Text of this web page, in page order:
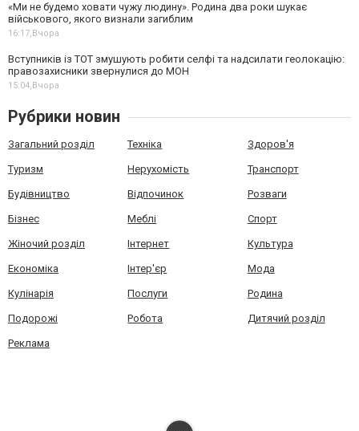
«Ми не будемо ховати чужу людину». Родина два роки шукає
військового, якого визнали загиблим
16:17,Вчора
Вступників із ТОТ змушують робити селфі та надсилати геолокацію:
правозахисники звернулися до МОН
15:04,Вчора
Рубрики новин
Загальний розділ Техніка Здоров'я
Туризм Нерухомість Транспорт
Будівництво Відпочинок Розваги
Бізнес Меблі Спорт
Жіночий розділ Інтернет Культура
Економіка Інтер'єр Мода
Кулінарія Послуги Родина
Подорожі Робота Дитячий розділ
Реклама